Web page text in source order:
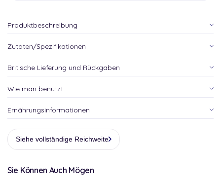
Produktbeschreibung
Zutaten/Spezifikationen
Britische Lieferung und Rückgaben
Wie man benutzt
Ernährungsinformationen
Siehe vollständige Reichweite
Sie Können Auch Mögen